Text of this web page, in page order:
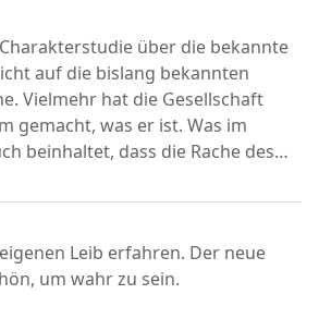
über die bekannte
auf die bislang bekannten
Vielmehr hat die Gesellschaft
gemacht, was er ist. Was im
beinhaltet, dass die Rache des…
Leib erfahren. Der neue
um wahr zu sein.